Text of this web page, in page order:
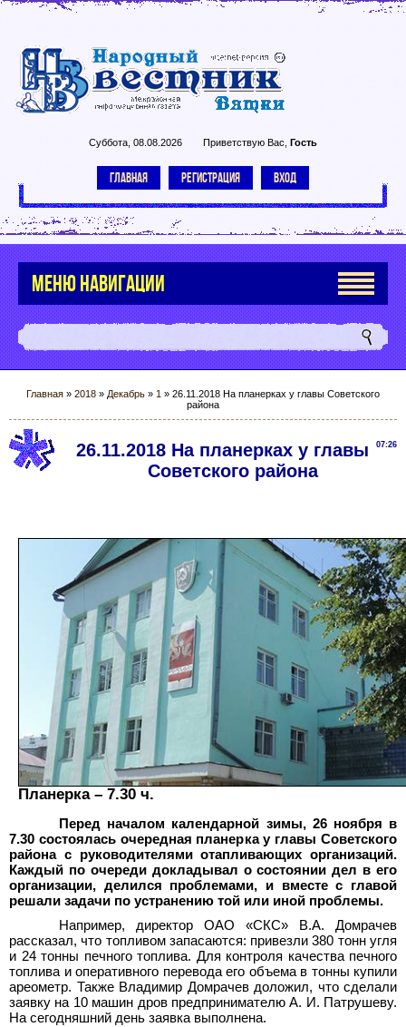
Суббота, 08.08.2026 Приветствую Вас Гость
ГЛАВНАЯ РЕГИСТРАЦИЯ ВХОД
МЕНЮ НАВИГАЦИИ
Главная » 2018 » Декабрь » 1 » 26.11.2018 На планерках у главы Советского
района
07:26
26.11.2018 На планерках у главы
Советского района
Планерка – 7.30 ч.
Перед началом календарной зимы, 26 ноября в
7.30 состоялась очередная планерка у главы Советского
района с руководителями отапливающих организаций.
Каждый по очереди докладывал о состоянии дел в его
организации, делился проблемами, и вместе с главой
решали задачи по устранению той или иной проблемы.
Например, директор ОАО «СКС» В.А.
Домрачев
рассказал, что топливом запасаются: привезли 380 тонн угля
и 24 тонны печного топлива. Для контроля качества печного
топлива и оперативного перевода его объема в тонны купили
ареометр. Также Владимир Домрачев доложил, что сделали
заявку на 10 машин дров предпринимателю А. И. Патрушеву.
На сегодняшний день заявка выполнена.